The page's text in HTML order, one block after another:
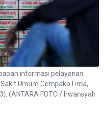
informasi pelayanan
Umum Cempaka Lima,
(ANTARA FOTO / Irwansyah